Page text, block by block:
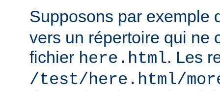
Supposons par exemple
vers un répertoire qui ne
fichier here.html. Les
/test/here.html/